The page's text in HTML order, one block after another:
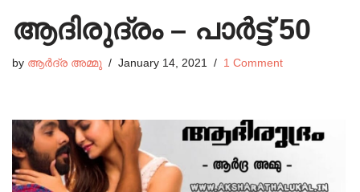
ആദിരുദ്രം – പാർട്ട്‌ 50
by ആർദ്ര അമ്മു January 14, 2021 1 Comment